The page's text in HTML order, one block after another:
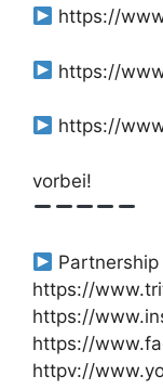
https://
https://
https://
vorbei!
Partnership
https://
https://
https://
httpv://